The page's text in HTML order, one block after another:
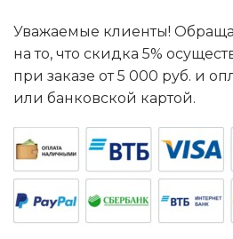
Уважаемые клиенты!
на то, что скидка 5%
при заказе от 5 000 руб. и
или банковской картой.